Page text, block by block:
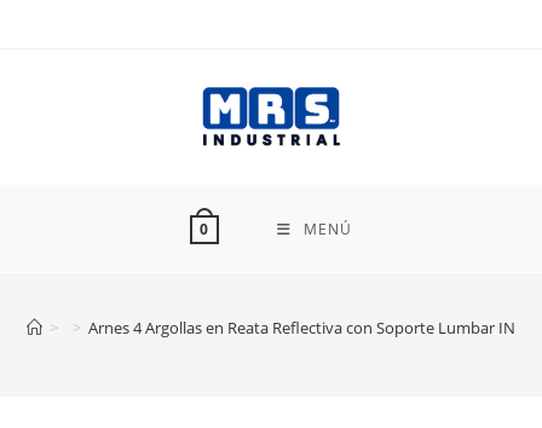
0 MENÚ
> > Arnes 4 Argollas en Reata Reflectiva con Soporte Lumbar